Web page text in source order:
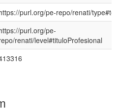
purl.org/pe-repo/renati/
purl.org/pe-
renati/level#tituloProfesional